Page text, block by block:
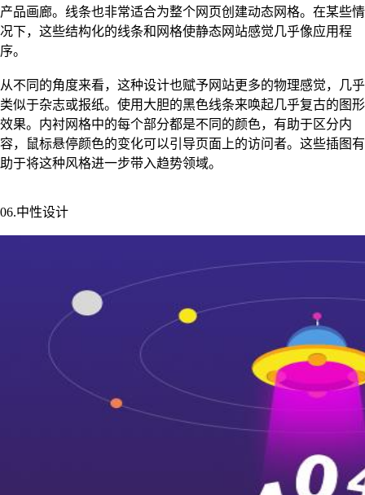
产品画廊。线条也非常适合为整个网页创建动态网格。在某些情
况下，这些结构化的线条和网格使静态网站感觉几乎像应用程
序。
从不同的角度来看，这种设计也赋予网站更多的物理感觉，几乎
类似于杂志或报纸。使用大胆的黑色线条来唤起几乎复古的图形
效果。内衬网格中的每个部分都是不同的颜色，有助于区分内
容，鼠标悬停颜色的变化可以引导页面上的访问者。这些插图有
助于将这种风格进一步带入趋势领域。
06.中性设计